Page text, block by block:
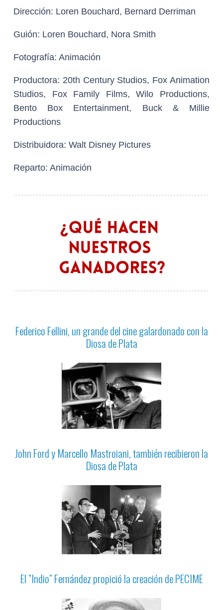
Dirección: Loren Bouchard, Bernard Derriman
Guión: Loren Bouchard, Nora Smith
Fotografía: Animación
Productora: 20th Century Studios, Fox Animation
Studios, Fox Family Films, Wilo Productions,
Bento Box Entertainment, Buck & Millie
Productions
Distribuidora: Walt Disney Pictures
Reparto: Animación
Federico Fellini, un grande del cine galardonado con la
Diosa de Plata
John Ford y Marcello Mastroiani, también recibieron la
Diosa de Plata
El ”Indio” Fernández propició la creación de PECIME